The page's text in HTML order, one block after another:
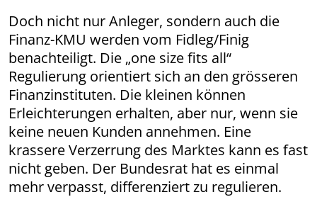
Doch nicht nur Anleger, sondern auch die
Finanz-KMU werden vom Fidleg/Finig
benachteiligt. Die „one size fits all“
Regulierung orientiert sich an den grösseren
Finanzinstituten. Die kleinen können
Erleichterungen erhalten, aber nur, wenn sie
keine neuen Kunden annehmen. Eine
krassere Verzerrung des Marktes kann es fast
nicht geben. Der Bundesrat hat es einmal
mehr verpasst, differenziert zu regulieren.